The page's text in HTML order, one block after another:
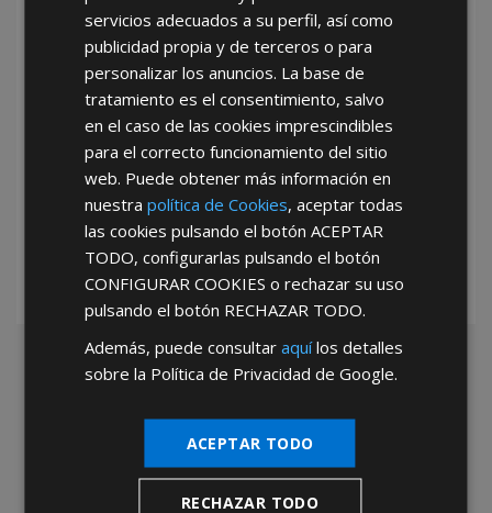
*Abstenerse particulares, sólo venta a tiendas y empresas minoristas y
servicios adecuados a su perfil, así como
publicidad propia y de terceros o para
personalizar los anuncios. La base de
tratamiento es el consentimiento, salvo
en el caso de las cookies imprescindibles
para el correcto funcionamiento del sitio
web. Puede obtener más información en
nuestrapolítica de Cookies, aceptar todas
las cookies pulsando el botónACEPTAR
TODO, configurarlas pulsando el botón
CONFIGURAR COOKIES o rechazar su uso
pulsando el botón RECHAZAR TODO.
Además, puede consultaraquílos detalles
sobre la Política de Privacidad de Google.
ACEPTAR TODO
RECHAZAR TODO